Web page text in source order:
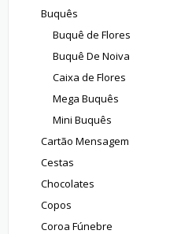
Buquês
Buquê de Flores
Buquê De Noiva
Caixa de Flores
Mega Buquês
Mini Buquês
Cartão Mensagem
Cestas
Chocolates
Copos
Coroa Fúnebre